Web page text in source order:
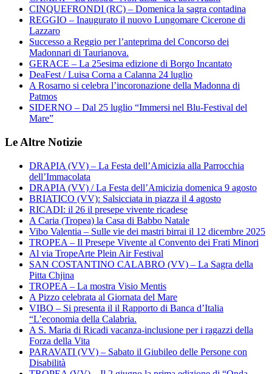
CINQUEFRONDI (RC) – Domenica la sagra contadina
REGGIO – Inaugurato il nuovo Lungomare Cicerone di
Lazzaro
Successo a Reggio per l’anteprima del Concorso dei
Madonnari di Taurianova.
GERACE – La 25esima edizione di Borgo Incantato
DeaFest / Luisa Corna a Calanna 24 luglio
A Rosarno si celebra l’incoronazione della Madonna di
Patmos
SIDERNO – Dal 25 luglio “Immersi nel Blu-Festival del
Mare”
Le Altre Notizie
DRAPIA (VV) – La Festa dell’Amicizia alla Parrocchia
dell’Immacolata
DRAPIA (VV) / La Festa dell’Amicizia domenica 9 agosto
BRIATICO (VV): Salsicciata in piazza il 4 agosto
RICADI: il 26 il presepe vivente ricadese
A Caria (Tropea) la Casa di Babbo Natale
Vibo Valentia – Sulle vie dei mastri birrai il 12 dicembre 2025
TROPEA – Il Presepe Vivente al Convento dei Frati Minori
Al via TropeArte Plein Air Festival
SAN COSTANTINO CALABRO (VV) – La Sagra della
Pitta Chjina
TROPEA – La mostra Visio Mentis
A Pizzo celebrata al Giornata del Mare
VIBO – Si presenta il il Rapporto di Banca d’Italia
“L’economia della Calabria.
A S. Maria di Ricadi vacanza-inclusione per i ragazzi della
Forza della Vita
PARAVATI (VV) – Sabato il Giubileo delle Persone con
Disabilità